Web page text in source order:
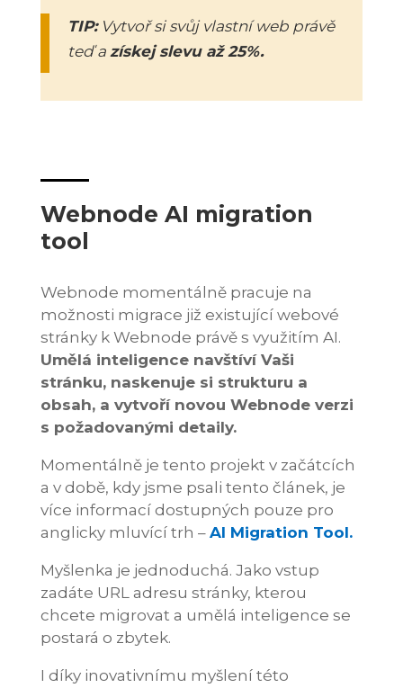
TIP:Vytvoř si svůj vlastní web právě
teď a získej slevu až 25%.
Webnode AI migration
tool
Webnode momentálně pracuje na
možnosti migrace již existující webové
stránky k Webnode právě s využitím AI.
Umělá inteligence navštíví Vaši
stránku, naskenuje si strukturu a
obsah, a vytvoří novou Webnode verzi
s požadovanými detaily.
Momentálně je tento projekt v začátcích
a v době, kdy jsme psali tento článek, je
více informací dostupných pouze pro
anglicky mluvící trh – AI Migration Tool.
Myšlenka je jednoduchá. Jako vstup
zadáte URL adresu stránky, kterou
chcete migrovat a umělá inteligence se
postará o zbytek.
I díky inovativnímu myšlení této